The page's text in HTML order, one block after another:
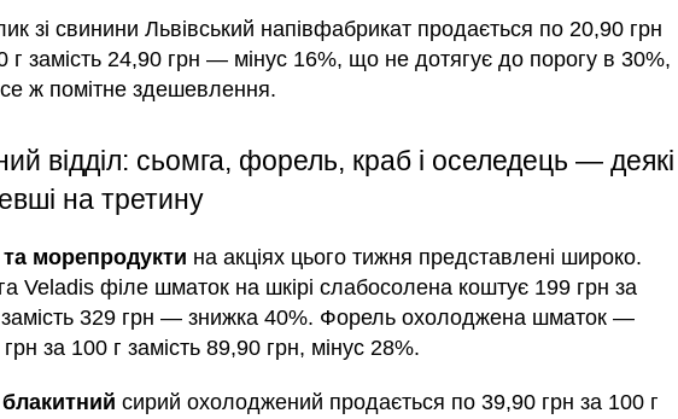
зі свинини Львівський напівфабрикат продається по 20,90 грн
г замість 24,90 грн — мінус 16%, що не дотягує до порогу в 30%,
ж помітне здешевлення.
відділ: сьомга, форель, краб і оселедець — деякі
на третину
морепродукти на акціях цього тижня представлені широко.
Veladis філе шматок на шкірі слабосолена коштує 199 грн за
замість 329 грн — знижка 40%. Форель охолоджена шматок —
за 100 г замість 89,90 грн, мінус 28%.
сирий охолоджений продається по 39,90 грн за 100 г